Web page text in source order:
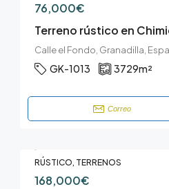
76,000€
GK-1013 3729m²
Correo
RÚSTICO, TERRENOS
168,000€